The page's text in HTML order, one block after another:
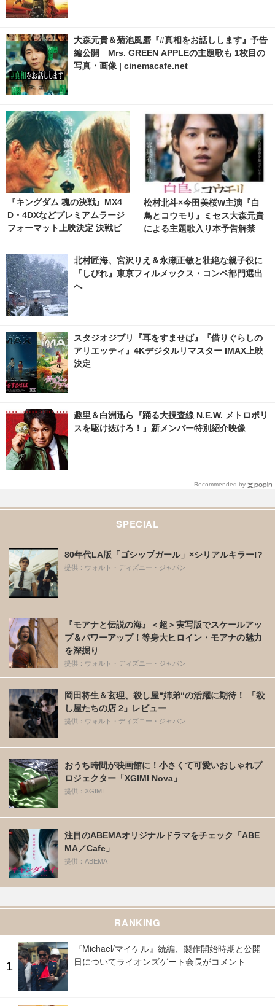
大森元貴＆菊池風磨『#真相をお話しします』予告
編公開 Mrs. GREEN APPLEの主題歌も 1枚目の
写真・画像 | cinemacafe.net
『キングダム 魂の決戦』MX4
D・4DXなどプレミアムラージ
フォーマット上映決定 決戦ビ
松村北斗×今田美桜W主演『白
鳥とコウモリ』ミセス大森元貴
による主題歌入り本予告解禁
北村匠海、宮沢りえ＆永瀬正敏と壮絶な親子役に
『しびれ』東京フィルメックス・コンペ部門選出
へ
スタジオジブリ『耳をすませば』『借りぐらしの
アリエッティ』4Kデジタルリマスター IMAX上映
決定
趣里＆白洲迅ら『踊る大捜査線 N.E.W. メトロポリ
スを駆け抜けろ！』新メンバー特別紹介映像
Recommended by
SPECIAL
80年代LA版「ゴシップガール」×シリアルキラー!?
提供：ウォルト・ディズニー・ジャパン
『モアナと伝説の海』＜超＞実写版でスケールアッ
プ＆パワーアップ！等身大ヒロイン・モアナの魅力
を深掘り
提供：ウォルト・ディズニー・ジャパン
岡田将生＆玄理、殺し屋“姉弟“の活躍に期待！ 「殺
し屋たちの店 2」レビュー
提供：ウォルト・ディズニー・ジャパン
おうち時間が映画館に！小さくて可愛いおしゃれプ
ロジェクター「XGIMI Nova」
提供：XGIMI
注目のABEMAオリジナルドラマをチェック「ABE
MA／Cafe」
提供：ABEMA
RANKING
『Michael/マイケル』続編、製作開始時期と公開
日についてライオンズゲート会長がコメント